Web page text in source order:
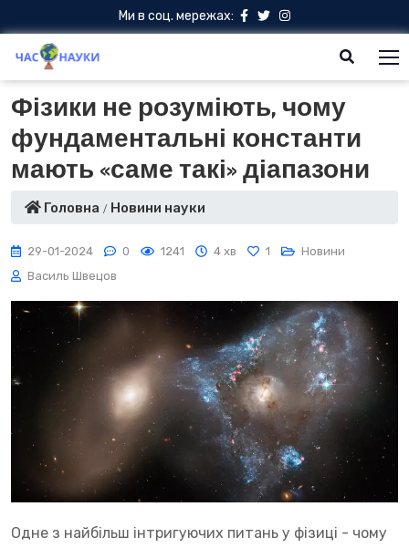
Ми в соц. мережах:
Фізики не розуміють, чому
фундаментальні константи
мають «саме такі» діапазони
Головна Новини науки
29-01-2024 0 1241 4 хв 1
Новини
Василь Швецов
Одне з найбільш інтригуючих питань у фізиці - чому